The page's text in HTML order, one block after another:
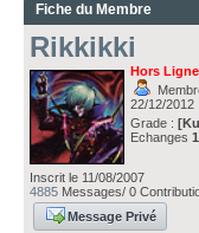
Fiche du Membre
Rikkikki
Hors Ligne
22/12/2012
Grade :
Echanges
Inscrit le 11/08/2007
4885 Messages/ 0
Message Privé